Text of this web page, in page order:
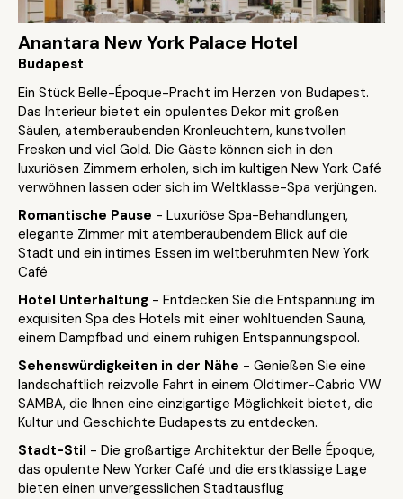
Anantara New York Palace Hotel
Budapest
Ein Stück Belle-Époque-Pracht im Herzen von Budapest.
Das Interieur bietet ein opulentes Dekor mit großen
Säulen, atemberaubenden Kronleuchtern, kunstvollen
Fresken und viel Gold. Die Gäste können sich in den
luxuriösen Zimmern erholen, sich im kultigen New York Café
verwöhnen lassen oder sich im Weltklasse-Spa verjüngen.
Romantische Pause - Luxuriöse Spa-Behandlungen,
elegante Zimmer mit atemberaubendem Blick auf die
Stadt und ein intimes Essen im weltberühmten New York
Café
Hotel Unterhaltung - Entdecken Sie die Entspannung im
exquisiten Spa des Hotels mit einer wohltuenden Sauna,
einem Dampfbad und einem ruhigen Entspannungspool.
Sehenswürdigkeiten in der Nähe - Genießen Sie eine
landschaftlich reizvolle Fahrt in einem Oldtimer-Cabrio VW
SAMBA, die Ihnen eine einzigartige Möglichkeit bietet, die
Kultur und Geschichte Budapests zu entdecken.
Stadt-Stil - Die großartige Architektur der Belle Époque,
das opulente New Yorker Café und die erstklassige Lage
bieten einen unvergesslichen Stadtausflug